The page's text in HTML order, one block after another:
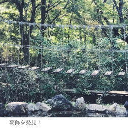
葛飾を発見！